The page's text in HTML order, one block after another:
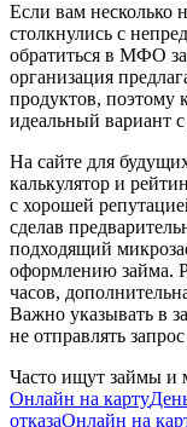
Если вам несколько
столкнулись с
обратиться в МФО
организация
продуктов, поэтому
идеальный вариант
На сайте для
калькулятор и
с хорошей
сделав
подходящий
оформлению займа.
часов,
Важно указывать в
не отправлять
Часто ищут займы и
Онлайн на карту
отказаОнлайн на